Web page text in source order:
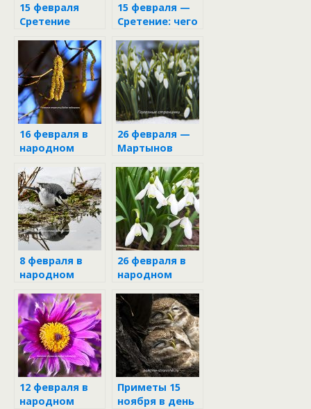
15 февраля
Сретение
15 февраля —
Сретение: чего
избегать в
этот день
16 февраля в
народном
26 февраля —
Мартынов
8 февраля в
народном
26 февраля в
народном
12 февраля в
народном
Приметы 15
ноября в день